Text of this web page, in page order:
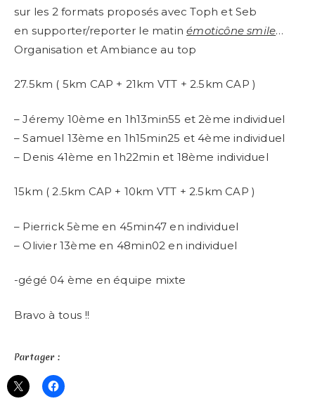
sur les 2 formats proposés avec Toph et Seb
en supporter/reporter le matinémoticône smile…
Organisation et Ambiance au top
27.5km ( 5km CAP + 21km VTT + 2.5km CAP )
– Jéremy 10ème en 1h13min55 et 2ème individuel
– Samuel 13ème en 1h15min25 et 4ème individuel
– Denis 41ème en 1h22min et 18ème individuel
15km ( 2.5km CAP + 10km VTT + 2.5km CAP )
– Pierrick 5ème en 45min47 en individuel
– Olivier 13ème en 48min02 en individuel
-gégé 04 ème en équipe mixte
Bravo à tous !!
Partager :